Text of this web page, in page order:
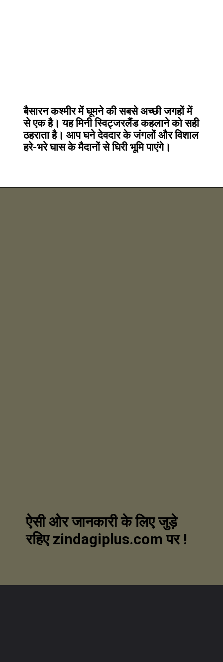
बैसारन कश्मीर में घूमने की सबसे अच्छी जगहों में
से एक है। यह मिनी स्विट्जरलैंड कहलाने को सही
ठहराता है। आप घने देवदार के जंगलों और विशाल
हरे-भरे घास के मैदानों से घिरी भूमि पाएंगे।
ऐसी ओर जानकारी के लिए जुड़े
रहिए zindagiplus.com पर !